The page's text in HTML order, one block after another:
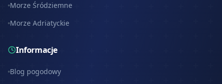
Morze Śródziemne
Morze Adriatyckie
Informacje
Blog pogodowy